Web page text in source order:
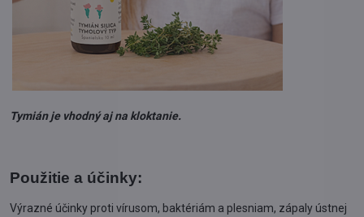
Tymián je vhodný aj na kloktanie.
Použitie a účinky:
Výrazné účinky proti vírusom, baktériám a plesniam, zápaly ústnej